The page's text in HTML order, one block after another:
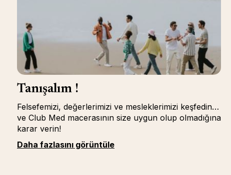
Tanışalım !
Felsefemizi, değerlerimizi ve mesleklerimizi keşfedin…
ve Club Med macerasının size uygun olup olmadığına
karar verin!
Daha fazlasını görüntüle